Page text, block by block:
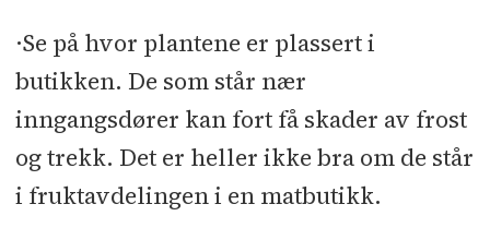
·Se på hvor plantene er plassert i
butikken. De som står nær
inngangsdører kan fort få skader av frost
og trekk. Det er heller ikke bra om de står
i fruktavdelingen i en matbutikk.